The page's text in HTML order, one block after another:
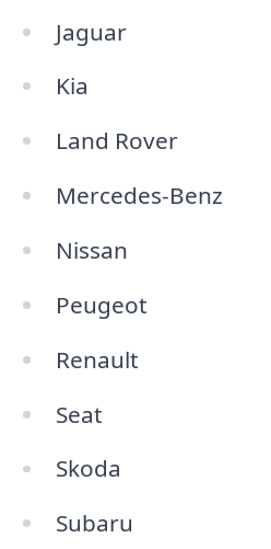
Jaguar
Kia
Land Rover
Mercedes-Benz
Nissan
Peugeot
Renault
Seat
Skoda
Subaru